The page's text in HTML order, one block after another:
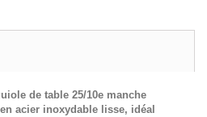
de table 25/10e manche
acier inoxydable lisse, idéal